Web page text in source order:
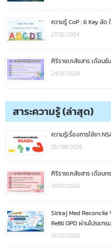
ความรู้ CoP : 6 Key ลัด
27/12/2024
ศิริราชเภสัชสาร เดือนธั
24/12/2024
สาระความรู้ (ล่าสุด)
ความรู้เรื่องการใช้ยา
05/08/2026
ศิริราชเภสัชสาร เดือน
31/07/2026
Siriraj Med Reconcile
Refill OPD ผ่านโปรแก
31/07/2026